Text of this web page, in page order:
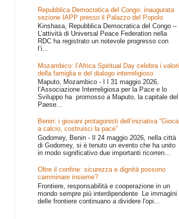
Repubblica Democratica del Congo: inaugurata
sezione IAPP presso il Palazzo del Popolo
Kinshasa, Repubblica Democratica del Congo –
L’attività di Universal Peace Federation nella
RDC ha registrato un notevole progresso con
l’i...
Mozambico: l’Africa Spiritual Day celebra i valori
della famiglia e del dialogo interreligioso
Maputo, Mozambico - I l 31 maggio 2026,
l’Associazione Interreligiosa per la Pace e lo
Sviluppo ha promosso a Maputo, la capitale del
Paese...
Benin: i giovani protagonisti dell’iniziativa “Gioca
a calcio, costruisci la pace”
Godomey, Benin - Il 24 maggio 2026, nella città
di Godomey, si è tenuto un evento che ha unito
in modo significativo due importanti ricorren...
Oltre il confine: sicurezza e dignità possono
camminare insieme?
Frontiere, responsabilità e cooperazione in un
mondo sempre più interdipendente Le immagini
delle frontiere continuano a dividere l'opi...